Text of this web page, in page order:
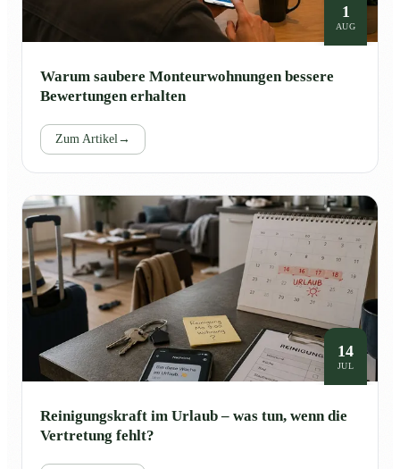
1
AUG
Warum saubere Monteurwohnungen bessere
Bewertungen erhalten
Zum Artikel→
14
JUL
Reinigungskraft im Urlaub – was tun, wenn die
Vertretung fehlt?